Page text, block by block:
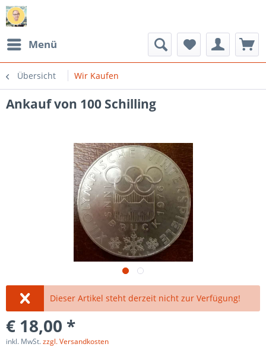
Menü
Übersicht Wir Kaufen
Ankauf von 100 Schilling
Dieser Artikel steht derzeit nicht zur Verfügung!
€ 18,00 *
inkl. MwSt.zzgl. Versandkosten